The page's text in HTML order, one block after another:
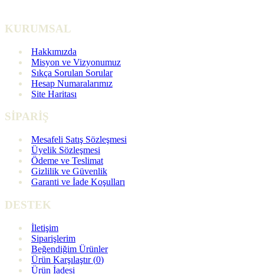
KURUMSAL
Hakkımızda
Misyon ve Vizyonumuz
Sıkça Sorulan Sorular
Hesap Numaralarımız
Site Haritası
SİPARİŞ
Mesafeli Satış Sözleşmesi
Üyelik Sözleşmesi
Ödeme ve Teslimat
Gizlilik ve Güvenlik
Garanti ve İade Koşulları
DESTEK
İletişim
Siparişlerim
Beğendiğim Ürünler
Ürün Karşılaştır (0)
Ürün İadesi